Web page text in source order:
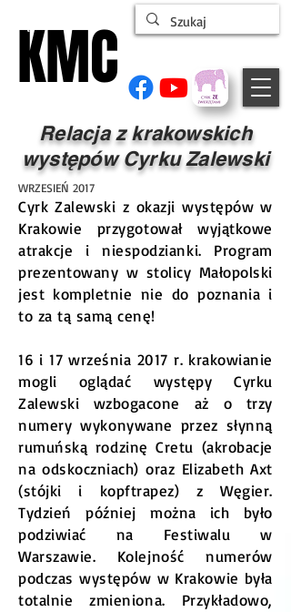
KMC
KMC
Relacja z krakowskich
występów Cyrku Zalewski
WRZESIEŃ 2017
Cyrk Zalewski z okazji występów w
Krakowie przygotował wyjątkowe
atrakcje i niespodzianki. Program
prezentowany w stolicy Małopolski
jest kompletnie nie do poznania i
to za tą samą cenę!
16 i 17 września 2017 r. krakowianie
mogli oglądać występy Cyrku
Zalewski wzbogacone aż o trzy
numery wykonywane przez słynną
rumuńską rodzinę Cretu (akrobacje
na odskoczniach) oraz Elizabeth Axt
(stójki i kopftrapez) z Węgier.
Tydzień później można ich było
podziwiać na Festiwalu w
Warszawie. Kolejność numerów
podczas występów w Krakowie była
totalnie zmieniona. Przykładowo,